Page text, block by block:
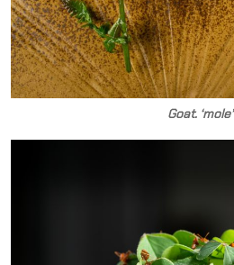
Goat. ‘mole’